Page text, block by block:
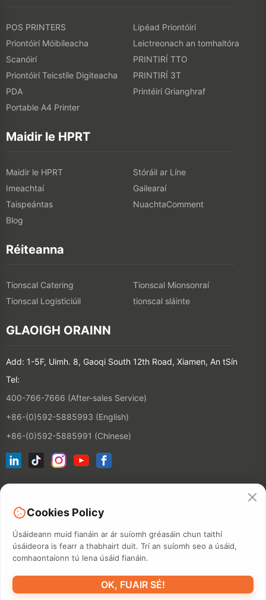
POS PRINTERS
Lipéad Priontóirí
Priontóirí Móibíleacha
Leictreonach an tomhaltóra
Scanóirí
PRINTIRÍ TTO
Priontóirí Teicstíle Digiteacha
PRINTIRÍ 3T
PDA
Printéirí Grianghraf
Portable A4 Printer
Maidir le HPRT
Maidir le HPRT
Stóráil ar Líne
Imeachtaí
Gailearaí
Taispeántas
NuachtaComment
Blog
Réiteanna
Tionscal Catering
Tionscal Mionsonraí
Tionscal Logisticiúil
tionscal sláinte
GLAOIGH ORAINN
Add: 1-5F, Uimh. 8, Gaoqi South 12th Road, Xiamen, An tSín
Tel:
400-766-7666 (After-sales Service)
+86-(0)592-5885993 (English)
+86-(0)592-5885991 (Chinese)
©2026 XIAMEN HANIN CO., LTD.BEARTAS PHRÍOBHÁIDEACHTA
TÉARMA ÚSÁIDE MAPA SUÍMH
Cookies Policy
Úsáideann muid fianáin ar ár suíomh gréasáin chun taithí
úsáideora is fearr a thabhairt duit. Trí an suíomh seo a úsáid,
comhaontaíonn tú lena úsáid fianáin.
OK, FUAIR SÉ!